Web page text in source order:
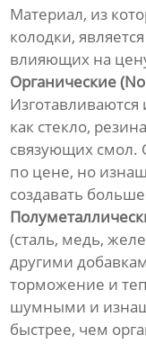
Материал, из
колодки,
влияющих на
Органические
Изготавливаются
как стекло,
связующих смол.
по цене, но
создавать
(сталь, медь,
другими
торможение и
шумными и
быстрее, чем